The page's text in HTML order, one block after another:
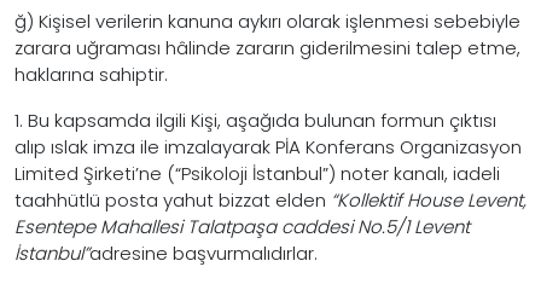
ğ) Kişisel verilerin kanuna aykırı olarak işlenmesi sebebiyle
zarara uğraması hâlinde zararın giderilmesini talep etme,
haklarına sahiptir.
1. Bu kapsamda ilgili Kişi, aşağıda bulunan formun çıktısı
alıp ıslak imza ile imzalayarak PİA Konferans Organizasyon
Limited Şirketi’ne (“Psikoloji İstanbul”) noter kanalı, iadeli
taahhütlü posta yahut bizzat elden “Kollektif House Levent,
Esentepe Mahallesi Talatpaşa caddesi No.5/1 Levent
İstanbul”adresine başvurmalıdırlar.